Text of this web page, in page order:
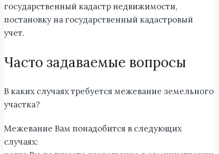
государственный кадастр недвижимости,
постановку на государственный кадастровый
учет.
Часто задаваемые вопросы
В каких случаях требуется межевание земельного
участка?
Межевание Вам понадобится в следующих
случаях: